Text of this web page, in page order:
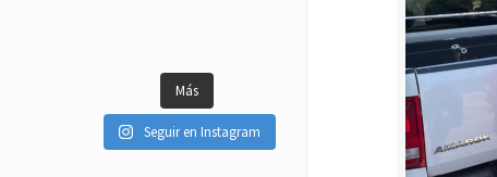
Más
Seguir en Instagram